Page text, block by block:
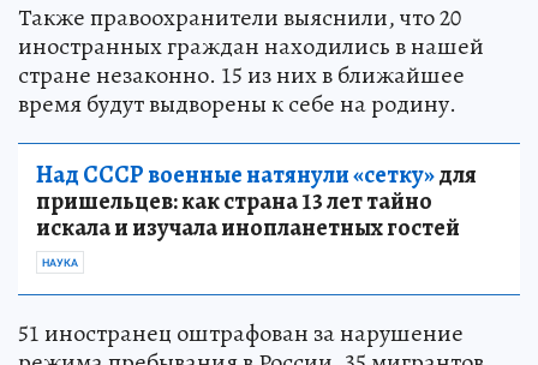
Также правоохранители выяснили, что 20
иностранных граждан находились в нашей
стране незаконно. 15 из них в ближайшее
время будут выдворены к себе на родину.
Над СССР военные натянули «сетку»для
пришельцев: как страна 13 лет тайно
искала и изучала инопланетных гостей
НАУКА
51 иностранец оштрафован за нарушение